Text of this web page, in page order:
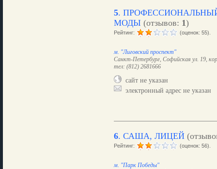
5.
МОДЫ (отзывов: 1)
Рейтинг: (оценок: 55).
м. "Лиговский проспект"
Санкт-Петербург, Софийская ул. 19,
тел: (812) 2681666
сайт не указан
электронный адрес не указан
6. САША, ЛИЦЕЙ
Рейтинг: (оценок: 56).
м. "Парк Победы"